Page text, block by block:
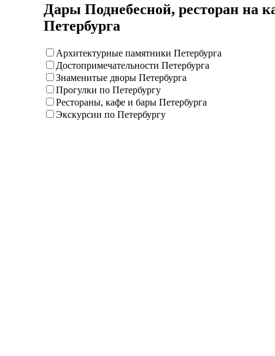
Дары Поднебесной, ресторан на
Петербурга
Архитектурные памятники Петербурга
Достопримечательности Петербурга
Знаменитые дворы Петербурга
Прогулки по Петербургу
Рестораны, кафе и бары Петербурга
Экскурсии по Петербургу